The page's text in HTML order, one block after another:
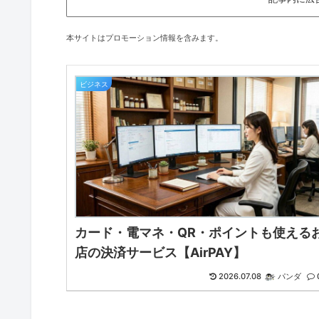
本サイトはプロモーション情報を含みます。
ビジネス
カード・電マネ・QR・ポイントも使える
店の決済サービス【AirPAY】
2026.07.08 パンダ